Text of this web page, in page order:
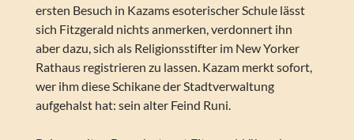
ersten Besuch in Kazams esoterischer Schule lässt
sich Fitzgerald nichts anmerken, verdonnert ihn
aber dazu, sich als Religionsstifter im New Yorker
Rathaus registrieren zu lassen. Kazam merkt sofort,
wer ihm diese Schikane der Stadtverwaltung
aufgehalst hat: sein alter Feind Runi.